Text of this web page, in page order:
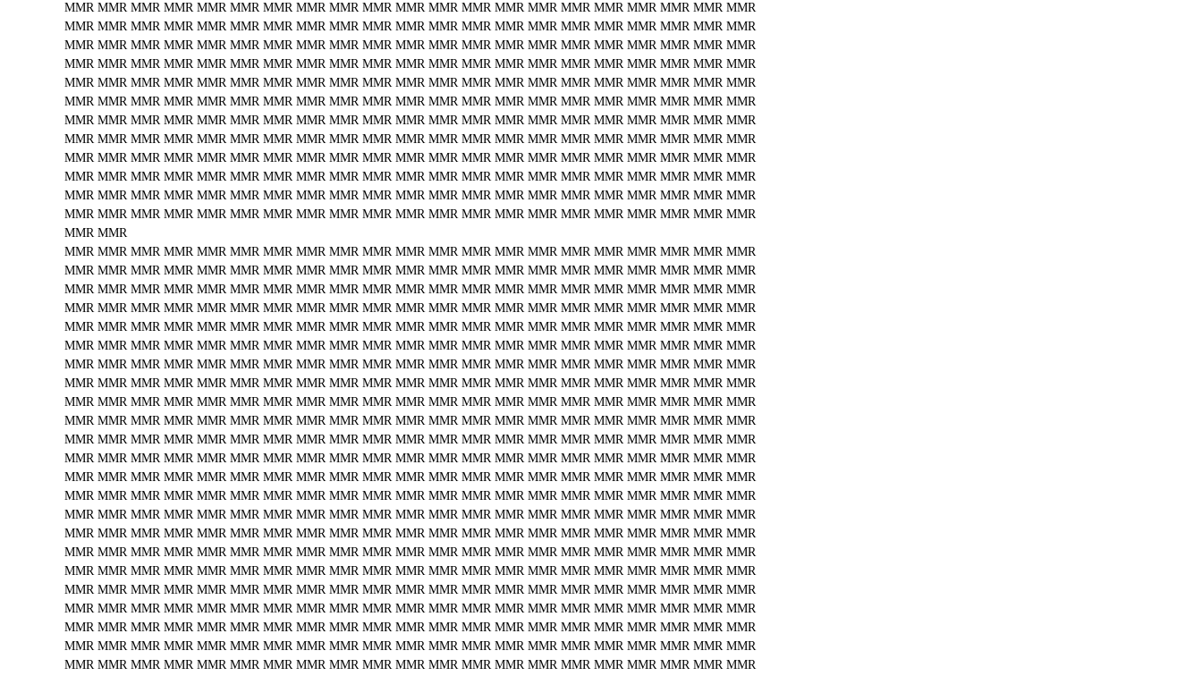
MMR MMR MMR MMR MMR MMR MMR MMR MMR MMR MMR MMR MMR MMR MMR MMR MMR MMR MMR MMR MMR
MMR MMR MMR MMR MMR MMR MMR MMR MMR MMR MMR MMR MMR MMR MMR MMR MMR MMR MMR MMR MMR
MMR MMR MMR MMR MMR MMR MMR MMR MMR MMR MMR MMR MMR MMR MMR MMR MMR MMR MMR MMR MMR
MMR MMR MMR MMR MMR MMR MMR MMR MMR MMR MMR MMR MMR MMR MMR MMR MMR MMR MMR MMR MMR
MMR MMR MMR MMR MMR MMR MMR MMR MMR MMR MMR MMR MMR MMR MMR MMR MMR MMR MMR MMR MMR
MMR MMR MMR MMR MMR MMR MMR MMR MMR MMR MMR MMR MMR MMR MMR MMR MMR MMR MMR MMR MMR
MMR MMR MMR MMR MMR MMR MMR MMR MMR MMR MMR MMR MMR MMR MMR MMR MMR MMR MMR MMR MMR
MMR MMR MMR MMR MMR MMR MMR MMR MMR MMR MMR MMR MMR MMR MMR MMR MMR MMR MMR MMR MMR
MMR MMR MMR MMR MMR MMR MMR MMR MMR MMR MMR MMR MMR MMR MMR MMR MMR MMR MMR MMR MMR
MMR MMR MMR MMR MMR MMR MMR MMR MMR MMR MMR MMR MMR MMR MMR MMR MMR MMR MMR MMR MMR
MMR MMR MMR MMR MMR MMR MMR MMR MMR MMR MMR MMR MMR MMR MMR MMR MMR MMR MMR MMR MMR
MMR MMR MMR MMR MMR MMR MMR MMR MMR MMR MMR MMR MMR MMR MMR MMR MMR MMR MMR MMR MMR
MMR MMR
MMR MMR MMR MMR MMR MMR MMR MMR MMR MMR MMR MMR MMR MMR MMR MMR MMR MMR MMR MMR MMR
MMR MMR MMR MMR MMR MMR MMR MMR MMR MMR MMR MMR MMR MMR MMR MMR MMR MMR MMR MMR MMR
MMR MMR MMR MMR MMR MMR MMR MMR MMR MMR MMR MMR MMR MMR MMR MMR MMR MMR MMR MMR MMR
MMR MMR MMR MMR MMR MMR MMR MMR MMR MMR MMR MMR MMR MMR MMR MMR MMR MMR MMR MMR MMR
MMR MMR MMR MMR MMR MMR MMR MMR MMR MMR MMR MMR MMR MMR MMR MMR MMR MMR MMR MMR MMR
MMR MMR MMR MMR MMR MMR MMR MMR MMR MMR MMR MMR MMR MMR MMR MMR MMR MMR MMR MMR MMR
MMR MMR MMR MMR MMR MMR MMR MMR MMR MMR MMR MMR MMR MMR MMR MMR MMR MMR MMR MMR MMR
MMR MMR MMR MMR MMR MMR MMR MMR MMR MMR MMR MMR MMR MMR MMR MMR MMR MMR MMR MMR MMR
MMR MMR MMR MMR MMR MMR MMR MMR MMR MMR MMR MMR MMR MMR MMR MMR MMR MMR MMR MMR MMR
MMR MMR MMR MMR MMR MMR MMR MMR MMR MMR MMR MMR MMR MMR MMR MMR MMR MMR MMR MMR MMR
MMR MMR MMR MMR MMR MMR MMR MMR MMR MMR MMR MMR MMR MMR MMR MMR MMR MMR MMR MMR MMR
MMR MMR MMR MMR MMR MMR MMR MMR MMR MMR MMR MMR MMR MMR MMR MMR MMR MMR MMR MMR MMR
MMR MMR MMR MMR MMR MMR MMR MMR MMR MMR MMR MMR MMR MMR MMR MMR MMR MMR MMR MMR MMR
MMR MMR MMR MMR MMR MMR MMR MMR MMR MMR MMR MMR MMR MMR MMR MMR MMR MMR MMR MMR MMR
MMR MMR MMR MMR MMR MMR MMR MMR MMR MMR MMR MMR MMR MMR MMR MMR MMR MMR MMR MMR MMR
MMR MMR MMR MMR MMR MMR MMR MMR MMR MMR MMR MMR MMR MMR MMR MMR MMR MMR MMR MMR MMR
MMR MMR MMR MMR MMR MMR MMR MMR MMR MMR MMR MMR MMR MMR MMR MMR MMR MMR MMR MMR MMR
MMR MMR MMR MMR MMR MMR MMR MMR MMR MMR MMR MMR MMR MMR MMR MMR MMR MMR MMR MMR MMR
MMR MMR MMR MMR MMR MMR MMR MMR MMR MMR MMR MMR MMR MMR MMR MMR MMR MMR MMR MMR MMR
MMR MMR MMR MMR MMR MMR MMR MMR MMR MMR MMR MMR MMR MMR MMR MMR MMR MMR MMR MMR MMR
MMR MMR MMR MMR MMR MMR MMR MMR MMR MMR MMR MMR MMR MMR MMR MMR MMR MMR MMR MMR MMR
MMR MMR MMR MMR MMR MMR MMR MMR MMR MMR MMR MMR MMR MMR MMR MMR MMR MMR MMR MMR MMR
MMR MMR MMR MMR MMR MMR MMR MMR MMR MMR MMR MMR MMR MMR MMR MMR MMR MMR MMR MMR MMR